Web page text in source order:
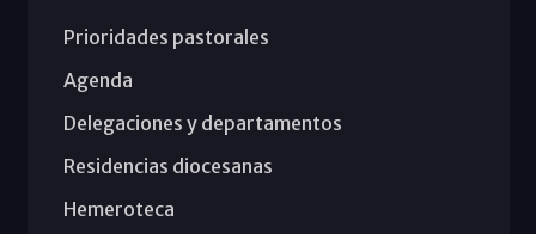
Prioridades pastorales
Agenda
Delegaciones y departamentos
Residencias diocesanas
Hemeroteca